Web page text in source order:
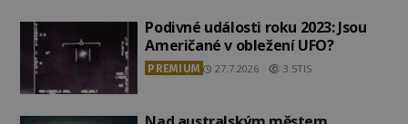
Podivné události roku 2023: Jsou
Američané v obležení UFO?
PREMIUM 27.7.2026 3.5TIS